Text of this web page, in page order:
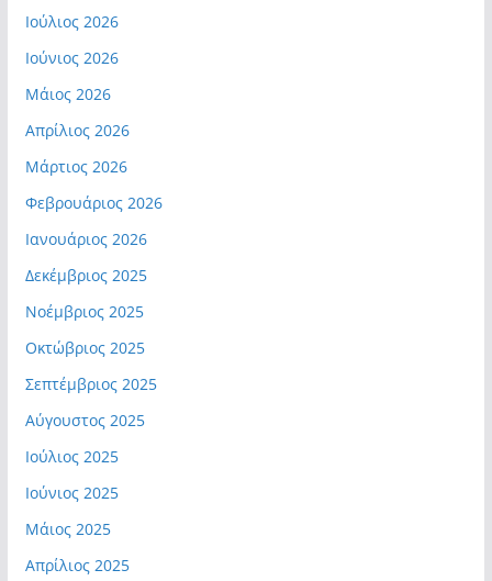
Ιούλιος 2026
Ιούνιος 2026
Μάιος 2026
Απρίλιος 2026
Μάρτιος 2026
Φεβρουάριος 2026
Ιανουάριος 2026
Δεκέμβριος 2025
Νοέμβριος 2025
Οκτώβριος 2025
Σεπτέμβριος 2025
Αύγουστος 2025
Ιούλιος 2025
Ιούνιος 2025
Μάιος 2025
Απρίλιος 2025